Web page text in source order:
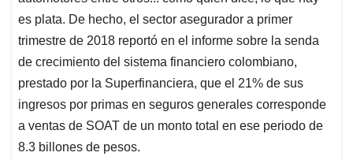
es plata. De hecho, el sector asegurador a primer
trimestre de 2018 reportó en el informe sobre la senda
de crecimiento del sistema financiero colombiano,
prestado por la Superfinanciera, que el 21% de sus
ingresos por primas en seguros generales corresponde
a ventas de SOAT de un monto total en ese periodo de
8.3 billones de pesos.